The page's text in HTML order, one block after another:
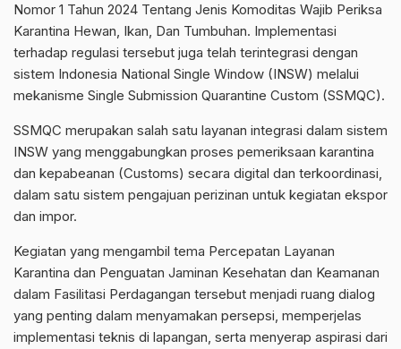
Nomor 1 Tahun 2024 Tentang Jenis Komoditas Wajib Periksa
Karantina Hewan, Ikan, Dan Tumbuhan. Implementasi
terhadap regulasi tersebut juga telah terintegrasi dengan
sistem Indonesia National Single Window (INSW) melalui
mekanisme Single Submission Quarantine Custom (SSMQC).
SSMQC merupakan salah satu layanan integrasi dalam sistem
INSW yang menggabungkan proses pemeriksaan karantina
dan kepabeanan (Customs) secara digital dan terkoordinasi,
dalam satu sistem pengajuan perizinan untuk kegiatan ekspor
dan impor.
Kegiatan yang mengambil tema Percepatan Layanan
Karantina dan Penguatan Jaminan Kesehatan dan Keamanan
dalam Fasilitasi Perdagangan tersebut menjadi ruang dialog
yang penting dalam menyamakan persepsi, memperjelas
implementasi teknis di lapangan, serta menyerap aspirasi dari